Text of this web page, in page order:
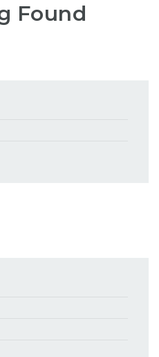
Found